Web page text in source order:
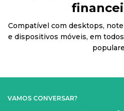
Compatível com desktops,
e dispositivos móveis, em
VAMOS CONVERSAR?